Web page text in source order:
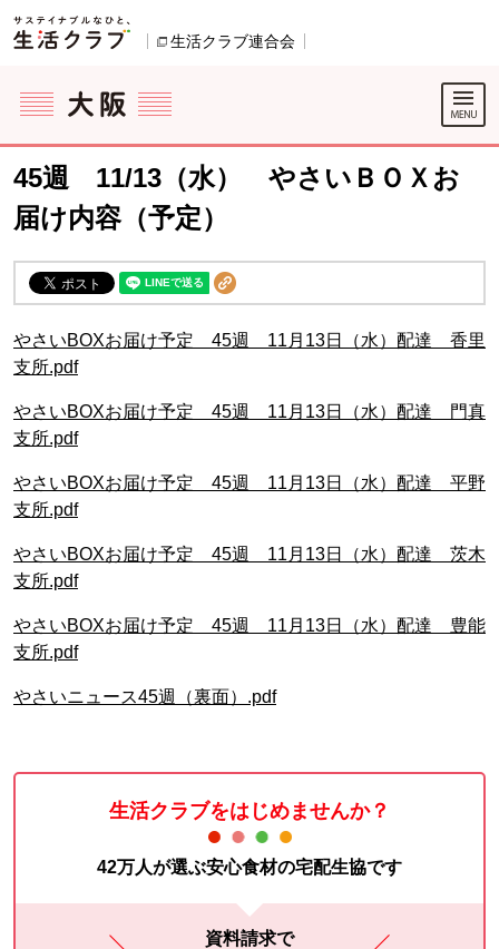
ページの先頭です。
生活クラブ連合会
ここからサイト内共通メニューです。
サイト内共通メニューをスキップする
サイト内共通メニューここまで。
45週 11/13（水） やさいＢＯＸお
届け内容（予定）
やさいBOXお届け予定 45週 11月13日（水）配達 香里
支所.pdf
やさいBOXお届け予定 45週 11月13日（水）配達 門真
支所.pdf
やさいBOXお届け予定 45週 11月13日（水）配達 平野
支所.pdf
やさいBOXお届け予定 45週 11月13日（水）配達 茨木
支所.pdf
やさいBOXお届け予定 45週 11月13日（水）配達 豊能
支所.pdf
やさいニュース45週（裏面）.pdf
生活クラブをはじめませんか？
42万人が選ぶ安心食材の宅配生協です
資料請求で